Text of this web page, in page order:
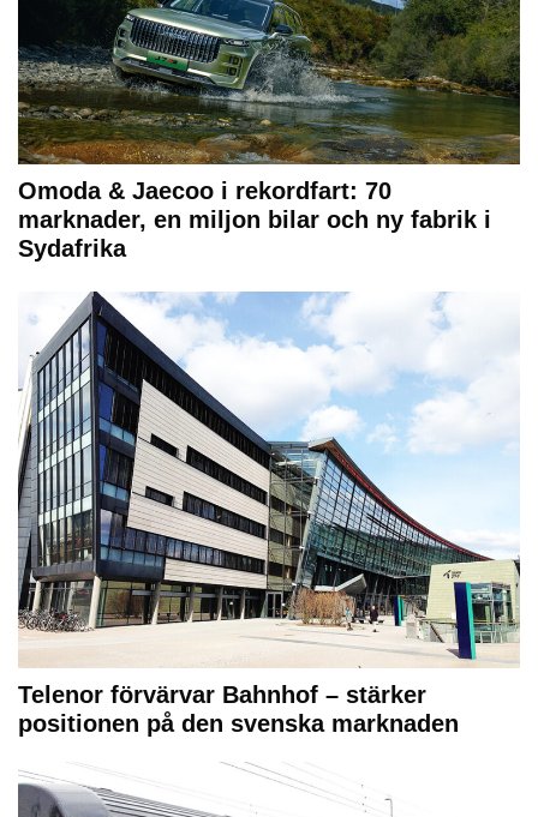
Omoda & Jaecoo i rekordfart: 70
marknader, en miljon bilar och ny fabrik i
Sydafrika
Telenor förvärvar Bahnhof – stärker
positionen på den svenska marknaden